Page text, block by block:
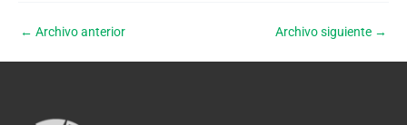
← Archivo anterior Archivo siguiente →